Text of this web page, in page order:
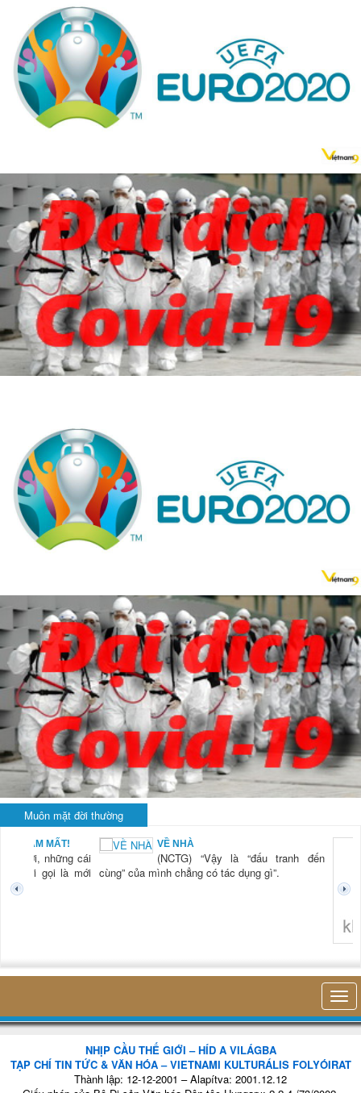
Muôn mặt đời thường
NAM MẤT!
“Xời, những cái
mới gọi là mới
VỀ NHÀ
(NCTG) “Vậy là “đấu tranh đến
cùng” của mình chẳng có tác dụng gì”.
NHỊP CẦU THẾ GIỚI – HÍD A VILÁGBA
TẠP CHÍ TIN TỨC & VĂN HÓA – VIETNAMI KULTURÁLIS FOLYÓIRAT
Thành lập: 12-12-2001 – Alapítva: 2001.12.12